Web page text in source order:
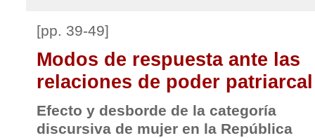
[pp. 39-49]
Modos de respuesta ante las
relaciones de poder patriarcal
Efecto y desborde de la categoría
discursiva de mujer en la República